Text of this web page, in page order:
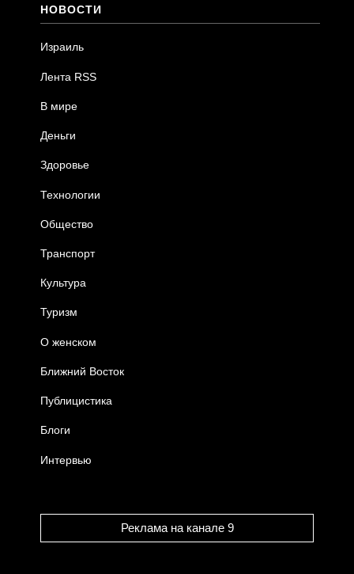
НОВОСТИ
Израиль
Лента RSS
В мире
Деньги
Здоровье
Технологии
Общество
Транспорт
Культура
Туризм
О женском
Ближний Восток
Публицистика
Блоги
Интервью
Реклама на канале 9